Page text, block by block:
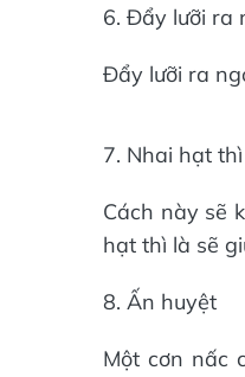
6. Đẩy lưỡi ra
Đẩy lưỡi ra
7. Nhai hạt
Cách này sẽ
hạt thì là sẽ
8. Ấn huyệt
Một cơn nấc